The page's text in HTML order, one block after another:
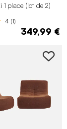
1 place (lot de 2)
4 (1)
349,99 €